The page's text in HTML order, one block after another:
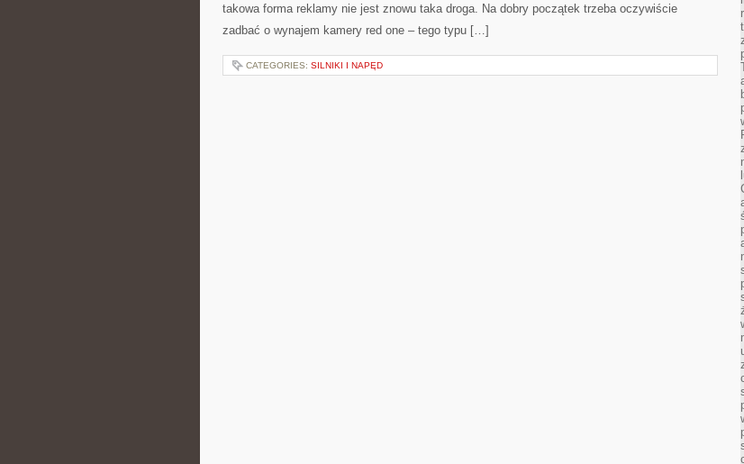
takowa forma reklamy nie jest znowu taka droga. Na dobry początek trzeba oczywiście
zadbać o wynajem kamery red one – tego typu […]
CATEGORIES: SILNIKI I NAPĘD